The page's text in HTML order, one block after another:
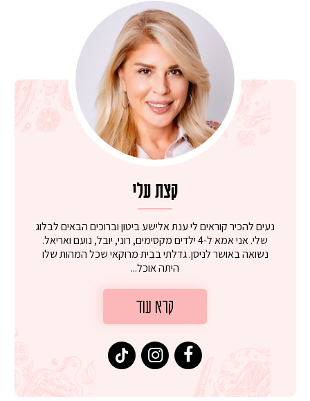
קצת עלי
נעים להכיר קוראים לי ענת אלישע ביטון וברוכים הבאים לבלוג
שלי. אני אמא ל-4 ילדים מקסימים, רוני, יובל, נועם ואריאל.
נשואה באושר לניסן. גדלתי בבית מרוקאי שכל המהות שלו
היתה אוכל...
קרא עוד